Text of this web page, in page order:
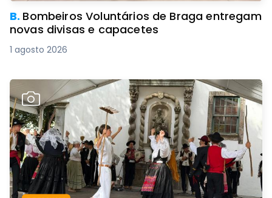
B. Bombeiros Voluntários de Braga entregam
novas divisas e capacetes
1 agosto 2026